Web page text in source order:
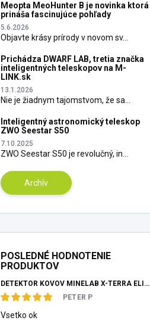
Meopta MeoHunter B je novinka ktorá
prináša fascinujúce pohľady
5.6.2026
Objavte krásy prírody v novom sv...
Prichádza DWARF LAB, tretia značka
inteligentných teleskopov na M-
LINK.sk
13.1.2026
Nie je žiadnym tajomstvom, že sa...
Inteligentný astronomický teleskop
ZWO Seestar S50
7.10.2025
ZWO Seestar S50 je revolučný, in...
Archív
POSLEDNÉ HODNOTENIE
PRODUKTOV
DETEKTOR KOVOV MINELAB X-TERRA ELITE PINPOITER SET
PETER P
Vsetko ok